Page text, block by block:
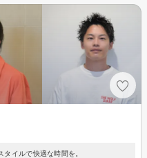
イルで快適な時間を。